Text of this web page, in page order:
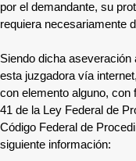
por el demandante, su
requiera necesariamente
Siendo dicha
esta juzgadora vía
con elemento alguno, con
41 de la Ley Federal de
Código Federal de
siguiente información: